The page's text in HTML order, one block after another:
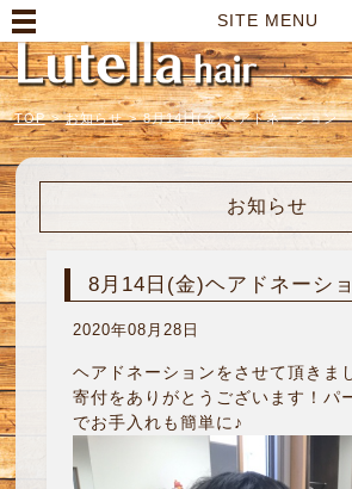
SITE MENU
TOP > お知らせ > 8月14日(金)ヘアドネーション
お知らせ
8月14日(金)ヘアドネーシ
2020年08月28日
ヘアドネーションをさせて頂きま
寄付をありがとうございます！パ
でお手入れも簡単に♪